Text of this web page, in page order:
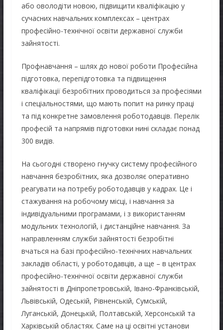
або оволодіти новою, підвищити кваліфікацію у
сучасних навчальних комплексах – центрах
професійно-технічної освіти державної служби
зайнятості.
Профнавчання – шлях до нової роботи Професійна
підготовка, перепідготовка та підвищення
кваліфікації безробітних проводиться за професіями
і спеціальностями, що мають попит на ринку праці
та під конкретне замовлення роботодавців. Перелік
професій та напрямів підготовки нині складає понад
300 видів.
На сьогодні створено гнучку систему професійного
навчання безробітних, яка дозволяє оперативно
реагувати на потребу роботодавців у кадрах. Це і
стажування на робочому місці, і навчання за
індивідуальними програмами, і з використанням
модульних технологій, і дистанційне навчання. За
направленням служби зайнятості безробітні
вчаться на базі професійно-технічних навчальних
закладів області, у роботодавців, а ще – в центрах
професійно-технічної освіти державної служби
зайнятості в Дніпропетровській, Івано-Франківській,
Львівській, Одеській, Рівненській, Сумській,
Луганській, Донецькій, Полтавській, Херсонській та
Харківській областях. Саме на ці освітні установи